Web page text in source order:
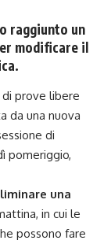
raggiunto un
modificare il
prove libere
da una nuova
di
pomeriggio,
una
in cui le
possono fare